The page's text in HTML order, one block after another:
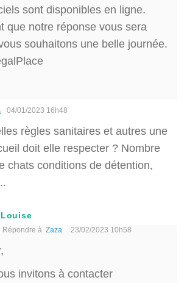
sont disponibles en ligne.
que notre réponse vous sera
souhaitons une belle journée.
04/01/2023 16h48
règles sanitaires et autres une
doit elle respecter ? Nombre
chats conditions de détention,
Louise
Répondre à Zaza 23/02/2023 10h58
invitons à contacter